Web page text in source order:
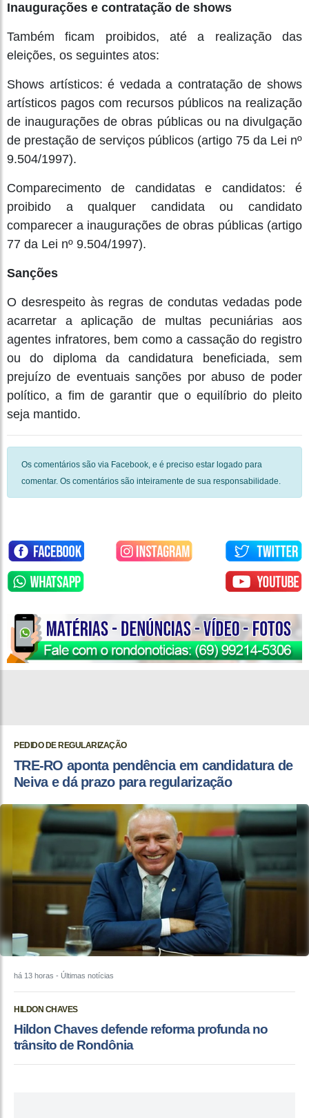
Inaugurações e contratação de shows
Também ficam proibidos, até a realização das
eleições, os seguintes atos:
Shows artísticos: é vedada a contratação de shows
artísticos pagos com recursos públicos na realização
de inaugurações de obras públicas ou na divulgação
de prestação de serviços públicos (artigo 75 da Lei nº
9.504/1997).
Comparecimento de candidatas e candidatos: é
proibido a qualquer candidata ou candidato
comparecer a inaugurações de obras públicas (artigo
77 da Lei nº 9.504/1997).
Sanções
O desrespeito às regras de condutas vedadas pode
acarretar a aplicação de multas pecuniárias aos
agentes infratores, bem como a cassação do registro
ou do diploma da candidatura beneficiada, sem
prejuízo de eventuais sanções por abuso de poder
político, a fim de garantir que o equilíbrio do pleito
seja mantido.
Os comentários são via Facebook, e é preciso estar logado para
comentar. Os comentários são inteiramente de sua responsabilidade.
PEDIDO DE REGULARIZAÇÃO
TRE-RO aponta pendência em candidatura de
Neiva e dá prazo para regularização
há 13 horas - Últimas notícias
HILDON CHAVES
Hildon Chaves defende reforma profunda no
trânsito de Rondônia